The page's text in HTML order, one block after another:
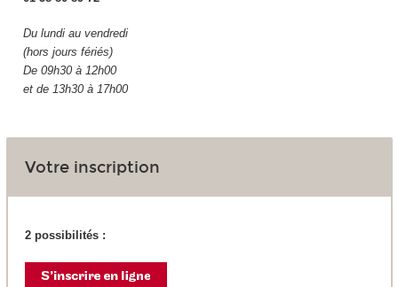
Du lundi au vendredi
(hors jours fériés)
De 09h30 à 12h00
et de 13h30 à 17h00
Votre inscription
2 possibilités :